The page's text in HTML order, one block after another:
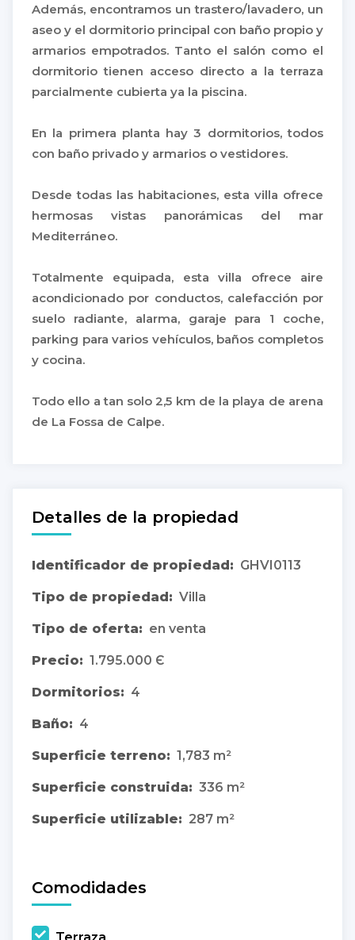
Además, encontramos un trastero/lavadero, un
aseo y el dormitorio principal con baño propio y
armarios empotrados. Tanto el salón como el
dormitorio tienen acceso directo a la terraza
parcialmente cubierta ya la piscina.
En la primera planta hay 3 dormitorios, todos
con baño privado y armarios o vestidores.
Desde todas las habitaciones, esta villa ofrece
hermosas vistas panorámicas del mar
Mediterráneo.
Totalmente equipada, esta villa ofrece aire
acondicionado por conductos, calefacción por
suelo radiante, alarma, garaje para 1 coche,
parking para varios vehículos, baños completos
y cocina.
Todo ello a tan solo 2,5 km de la playa de arena
de La Fossa de Calpe.
Detalles de la propiedad
Identificador de propiedad: GHVI0113
Tipo de propiedad: Villa
Tipo de oferta: en venta
Precio: 1.795.000 Є
Dormitorios: 4
Baño: 4
Superficie terreno: 1,783 m²
Superficie construida: 336 m²
Superficie utilizable: 287 m²
Comodidades
Terraza